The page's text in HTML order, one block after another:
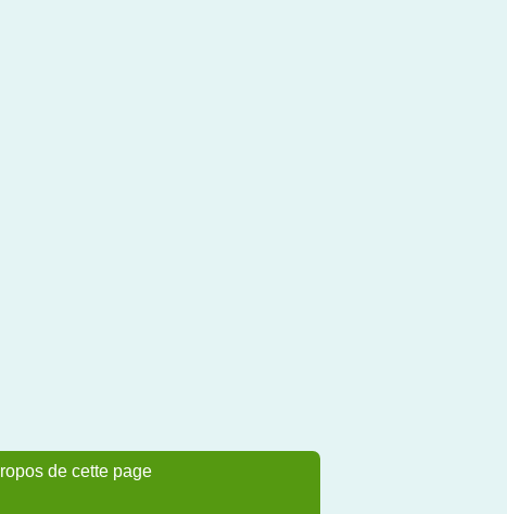
de cette page